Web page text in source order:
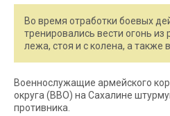
Во время отработки боевых
тренировались вести огонь
лежа, стоя и с колена, а также
Военнослужащие армейского
округа (ВВО) на Сахалине
противника.